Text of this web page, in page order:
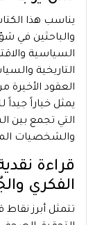
يناسب هذا
والباحثين في
السياسية
التاريخية
العقود الأخيرة
يمثل خياراً
التي تجمع بين
والشخصيات
قراءة
الفكري
تتمثل أبرز نقاط